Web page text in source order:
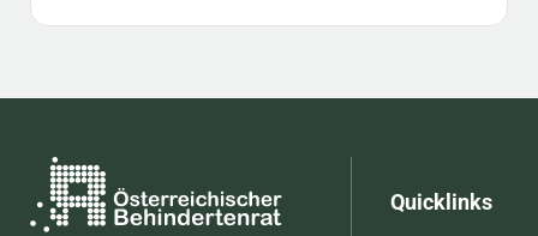
Quicklinks